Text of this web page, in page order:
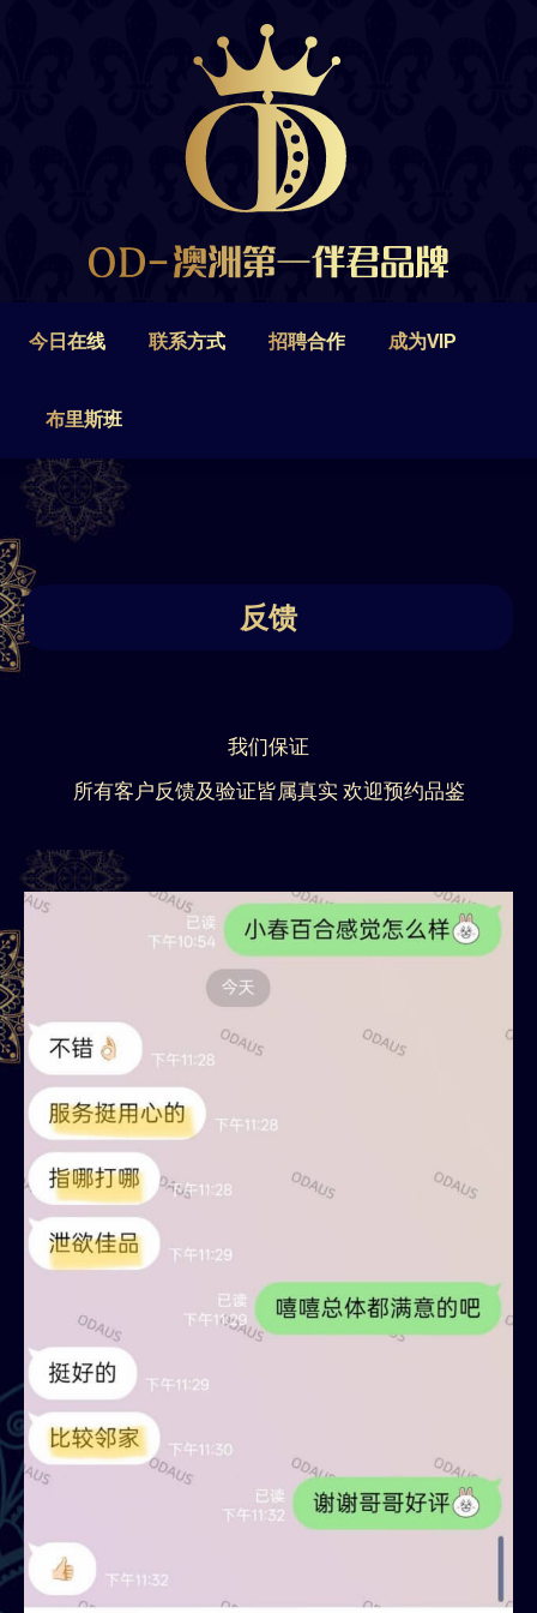
今日在线 联系方式 招聘合作 成为VIP
布里斯班
反馈
我们保证
所有客户反馈及验证皆属真实 欢迎预约品鉴
联系方式 招聘合作
布里斯班